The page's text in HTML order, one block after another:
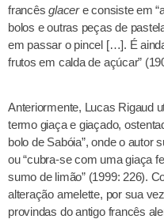
francêsglacere consiste em
bolos e outras peças de
em passar o pincel […]. É
frutos em calda de açúcar”
Anteriormente, Lucas Rigaud
termo giaça e giaçado,
bolo de Sabóia”, onde o autor
ou “cubra-se com uma giaça
sumo de limão” (1999: 226).
alteração amelette, por sua
provindas do antigo francês